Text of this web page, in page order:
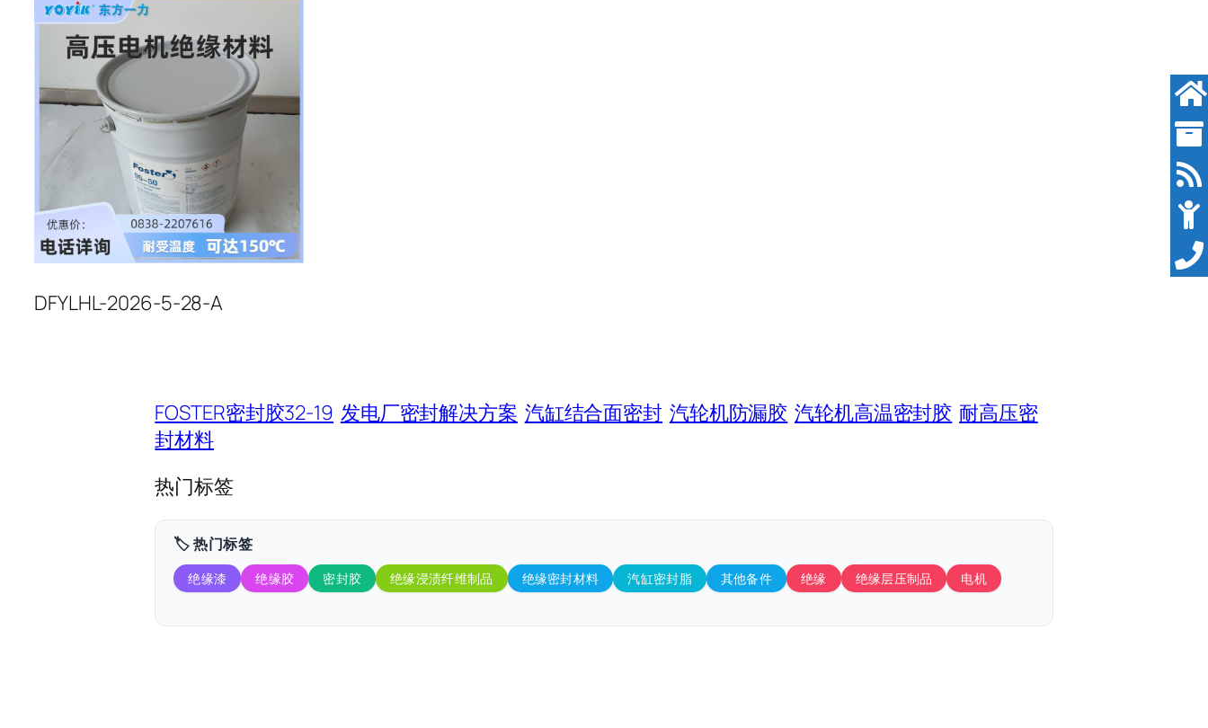
DFYLHL-2026-5-28-A
FOSTER密封胶32-19 发电厂密封解决方案 汽缸结合面密封 汽轮机防漏胶 汽轮机高温密封胶 耐高压密
封材料
热门标签
🏷️ 热门标签
绝缘漆 绝缘胶 密封胶 绝缘浸渍纤维制品 绝缘密封材料 汽缸密封脂 其他备件 绝缘 绝缘层压制品 电机